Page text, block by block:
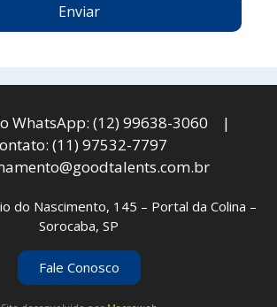
Enviar
WhatsApp: (12) 99638-3060 |
(11) 97532-7797
do Nascimento, 145 – Portal da Colina –
Sorocaba, SP
Fale Conosco